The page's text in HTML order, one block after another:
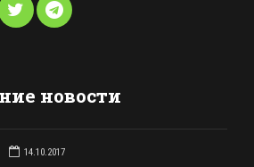
новости
14.10.2017